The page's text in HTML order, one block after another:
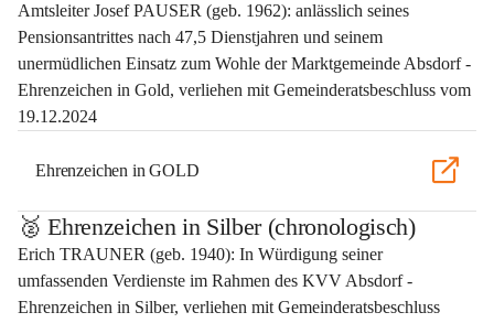
Amtsleiter Josef PAUSER (geb. 1962): anlässlich seines
Pensionsantrittes nach 47,5 Dienstjahren und seinem
unermüdlichen Einsatz zum Wohle der Marktgemeinde Absdorf -
Ehrenzeichen in Gold, verliehen mit Gemeinderatsbeschluss vom
19.12.2024
Ehrenzeichen in GOLD
🥈 Ehrenzeichen in Silber (chronologisch)
Erich TRAUNER (geb. 1940): In Würdigung seiner
umfassenden Verdienste im Rahmen des KVV Absdorf -
Ehrenzeichen in Silber, verliehen mit Gemeinderatsbeschluss